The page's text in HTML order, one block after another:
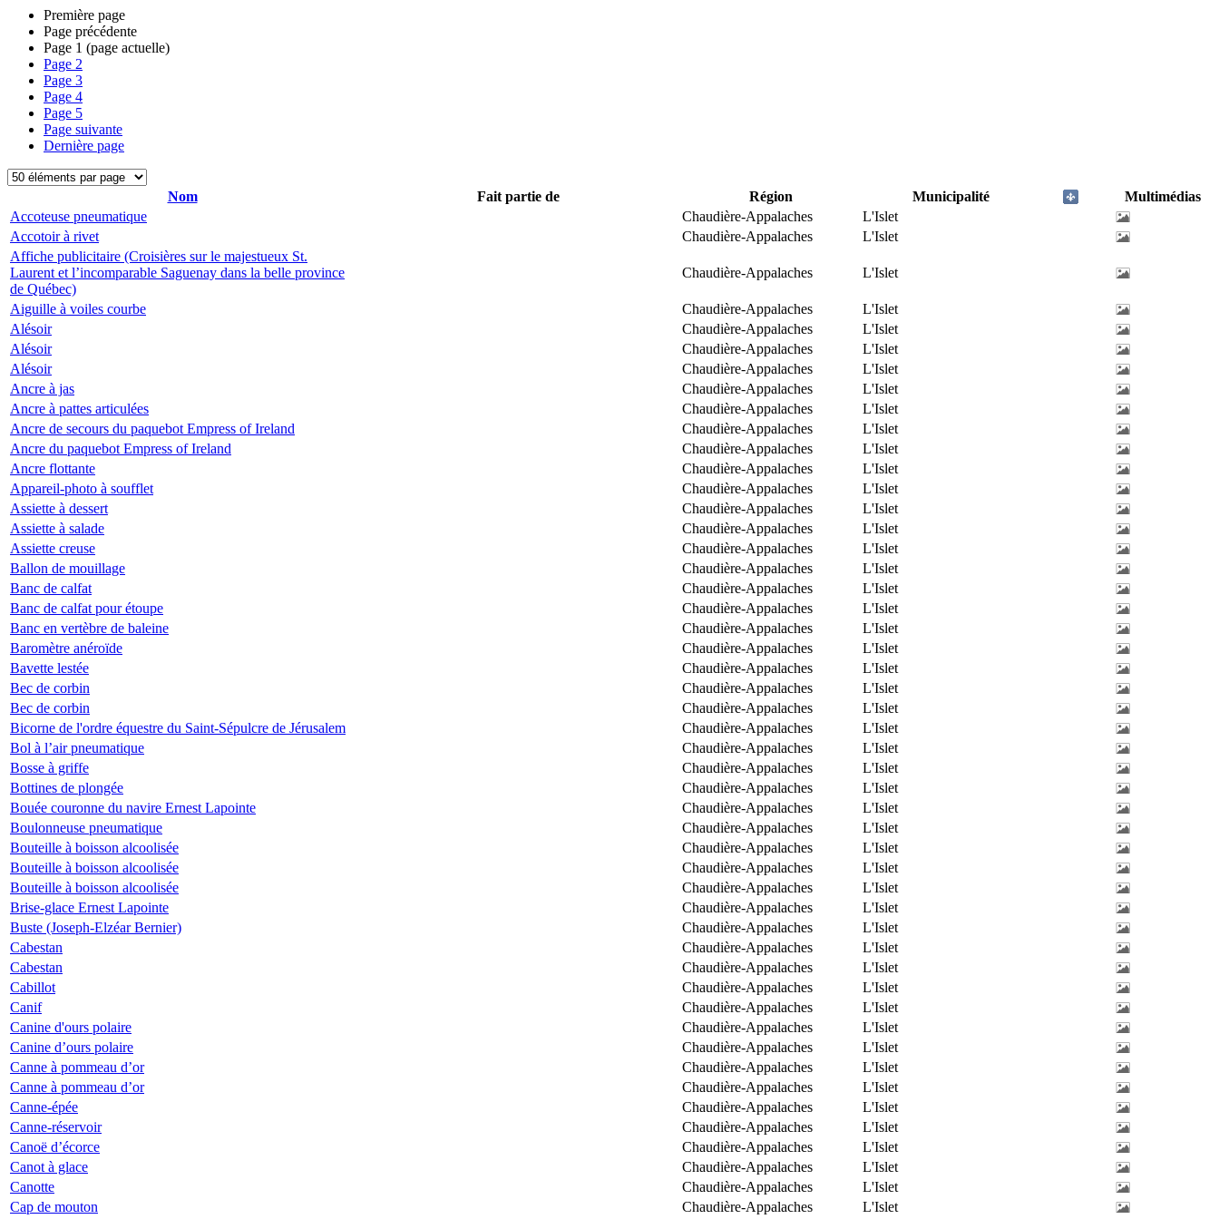
Première page
Page précédente
Page 1 (page actuelle)
Page 2
Page 3
Page 4
Page 5
Page suivante
Dernière page
Nom Fait partie de Région Municipalité
Multimédias
Accoteuse pneumatique
Chaudière-Appalaches
L'Islet
Accotoir à rivet
Chaudière-Appalaches
L'Islet
Affiche publicitaire (Croisières sur le majestueux St.
Laurent et l’incomparable Saguenay dans la belle province
de Québec)
Chaudière-Appalaches L'Islet
Aiguille à voiles courbe Chaudière-Appalaches
L'Islet
Alésoir
Chaudière-Appalaches
L'Islet
Alésoir
Chaudière-Appalaches
L'Islet
Alésoir
Chaudière-Appalaches
L'Islet
Ancre à jas
Chaudière-Appalaches
L'Islet
Ancre à pattes articulées
Chaudière-Appalaches
L'Islet
Ancre de secours du paquebot Empress of Ireland
Chaudière-Appalaches
L'Islet
Ancre du paquebot Empress of Ireland
Chaudière-Appalaches
L'Islet
Ancre flottante
Chaudière-Appalaches
L'Islet
Appareil-photo à soufflet
Chaudière-Appalaches
L'Islet
Assiette à dessert
Chaudière-Appalaches
L'Islet
Assiette à salade
Chaudière-Appalaches
L'Islet
Assiette creuse
Chaudière-Appalaches
L'Islet
Ballon de mouillage
Chaudière-Appalaches
L'Islet
Banc de calfat
Chaudière-Appalaches
L'Islet
Banc de calfat pour étoupe
Chaudière-Appalaches
L'Islet
Banc en vertèbre de baleine
Chaudière-Appalaches
L'Islet
Baromètre anéroïde
Chaudière-Appalaches
L'Islet
Bavette lestée
Chaudière-Appalaches
L'Islet
Bec de corbin
Chaudière-Appalaches
L'Islet
Bec de corbin
Chaudière-Appalaches
L'Islet
Bicorne de l'ordre équestre du Saint-Sépulcre de Jérusalem
Chaudière-Appalaches
L'Islet
Bol à l’air pneumatique
Chaudière-Appalaches
L'Islet
Bosse à griffe
Chaudière-Appalaches
L'Islet
Bottines de plongée
Chaudière-Appalaches
L'Islet
Bouée couronne du navire Ernest Lapointe
Chaudière-Appalaches
L'Islet
Boulonneuse pneumatique
Chaudière-Appalaches
L'Islet
Bouteille à boisson alcoolisée
Chaudière-Appalaches
L'Islet
Bouteille à boisson alcoolisée
Chaudière-Appalaches
L'Islet
Bouteille à boisson alcoolisée
Chaudière-Appalaches
L'Islet
Brise-glace Ernest Lapointe
Chaudière-Appalaches
L'Islet
Buste (Joseph-Elzéar Bernier)
Chaudière-Appalaches
L'Islet
Cabestan
Chaudière-Appalaches
L'Islet
Cabestan
Chaudière-Appalaches
L'Islet
Cabillot
Chaudière-Appalaches
L'Islet
Canif
Chaudière-Appalaches
L'Islet
Canine d'ours polaire
Chaudière-Appalaches
L'Islet
Canine d’ours polaire
Chaudière-Appalaches
L'Islet
Canne à pommeau d’or
Chaudière-Appalaches
L'Islet
Canne à pommeau d’or
Chaudière-Appalaches
L'Islet
Canne-épée
Chaudière-Appalaches
L'Islet
Canne-réservoir
Chaudière-Appalaches
L'Islet
Canoë d’écorce
Chaudière-Appalaches
L'Islet
Canot à glace
Chaudière-Appalaches
L'Islet
Canotte
Chaudière-Appalaches
L'Islet
Cap de mouton
Chaudière-Appalaches L'Islet